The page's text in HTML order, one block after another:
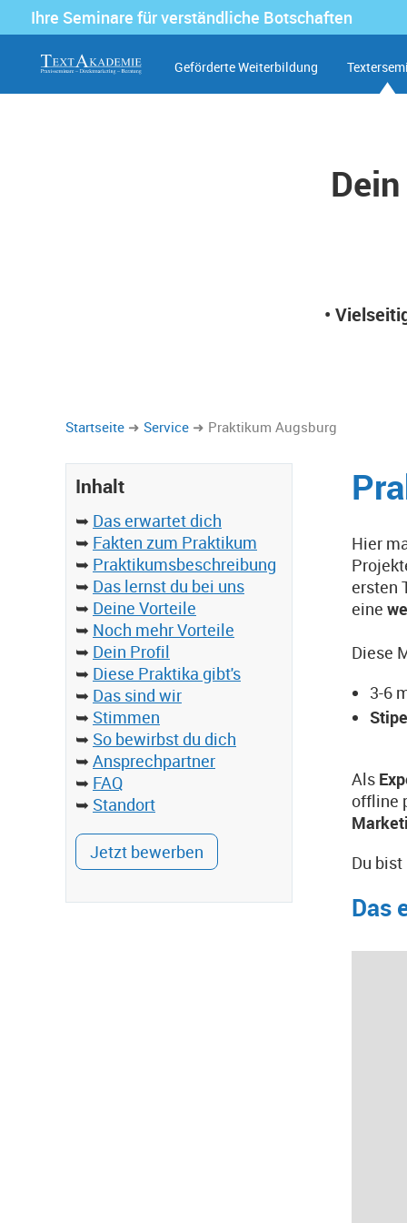
Ihre Seminare für verständliche Botschaften
Geförderte Weiterbildung
•
Startseite Service Praktikum Augsburg
Inhalt
➥ Das erwartet dich
➥ Fakten zum Praktikum
➥ Praktikumsbeschreibung
➥ Das lernst du bei uns
➥ Deine Vorteile
➥ Noch mehr Vorteile
➥ Dein Profil
➥ Diese Praktika gibt's
➥ Das sind wir
➥ Stimmen
➥ So bewirbst du dich
➥ Ansprechpartner
➥ FAQ
➥ Standort
Jetzt bewerben
Hier
ersten
eine
Diese
3-6
Als
offline
Du
Das